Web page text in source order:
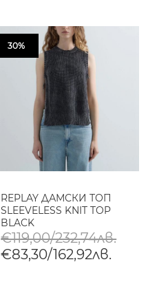
30%
REPLAY ДАМСКИ ТОП
SLEEVELESS KNIT TOP
BLACK
€119,00/232,74лв.
€83,30/162,92лв.